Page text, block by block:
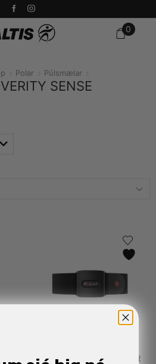
0
Polar Púlsmælar
SENSE
Polar Verity Sense OHR